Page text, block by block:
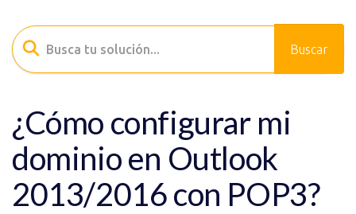
¿Cómo configurar mi
dominio en Outlook
2013/2016 con POP3?